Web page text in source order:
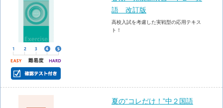
語 改訂版
高校入試を考慮した実戦型の応用テキス
ト！
夏の“コレだけ！”中２国語